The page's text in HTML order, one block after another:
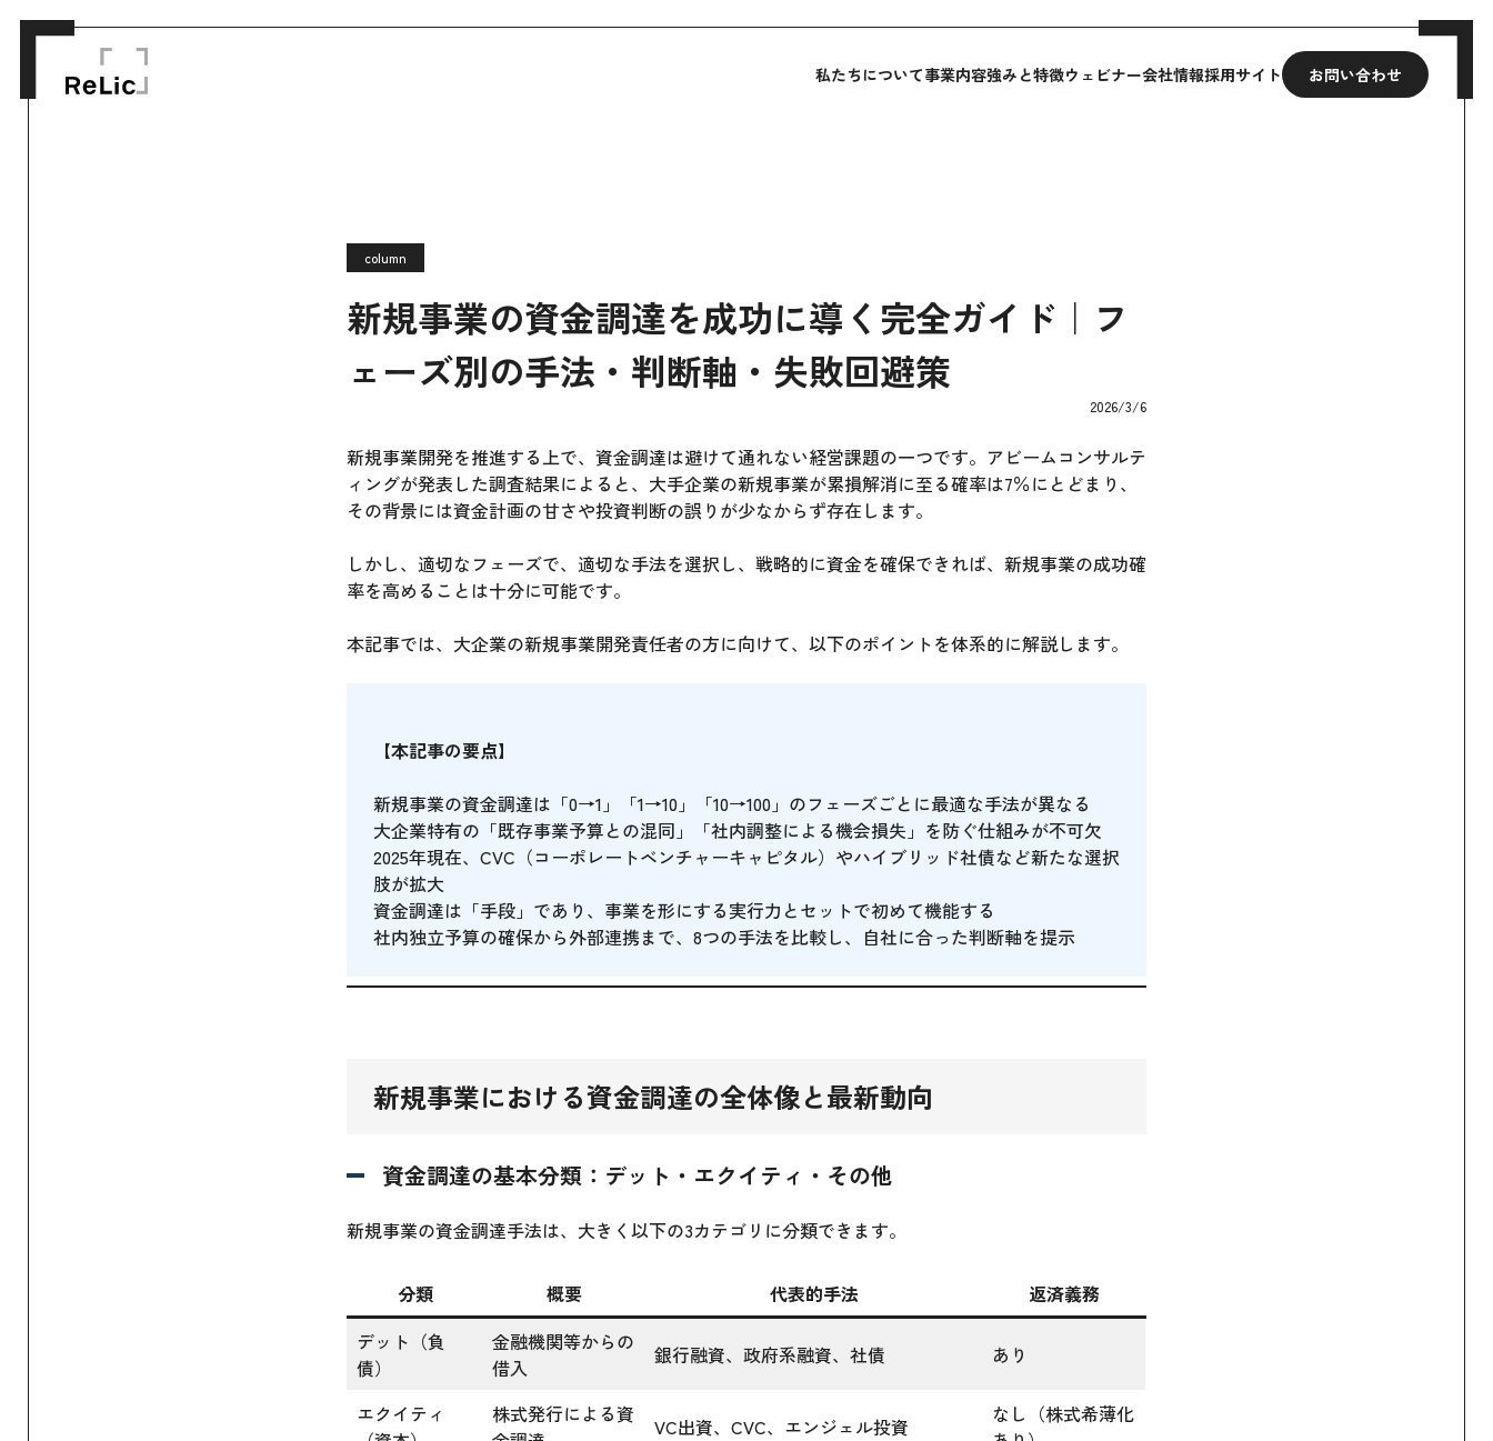
私たちについて事業内容強みと特徴ウェビナー会社情報採用サイト お問い合わせ
column
新規事業の資金調達を成功に導く完全ガイド｜フ
ェーズ別の手法・判断軸・失敗回避策
2026/3/6
新規事業開発を推進する上で、資金調達は避けて通れない経営課題の一つです。アビームコンサルテ
ィングが発表した調査結果によると、大手企業の新規事業が累損解消に至る確率は7％にとどまり、
その背景には資金計画の甘さや投資判断の誤りが少なからず存在します。
しかし、適切なフェーズで、適切な手法を選択し、戦略的に資金を確保できれば、新規事業の成功確
率を高めることは十分に可能です。
本記事では、大企業の新規事業開発責任者の方に向けて、以下のポイントを体系的に解説します。
【本記事の要点】
新規事業の資金調達は「0→1」「1→10」「10→100」のフェーズごとに最適な手法が異なる
大企業特有の「既存事業予算との混同」「社内調整による機会損失」を防ぐ仕組みが不可欠
2025年現在、CVC（コーポレートベンチャーキャピタル）やハイブリッド社債など新たな選択
肢が拡大
資金調達は「手段」であり、事業を形にする実行力とセットで初めて機能する
社内独立予算の確保から外部連携まで、8つの手法を比較し、自社に合った判断軸を提示
新規事業における資金調達の全体像と最新動向
資金調達の基本分類：デット・エクイティ・その他
新規事業の資金調達手法は、大きく以下の3カテゴリに分類できます。
分類 概要 代表的手法
返済義務
デット（負
債）
金融機関等からの
借入
銀行融資、政府系融資、社債 あり
エクイティ
株式発行による資
VC出資、CVC、エンジェル投資
なし（株式希薄化